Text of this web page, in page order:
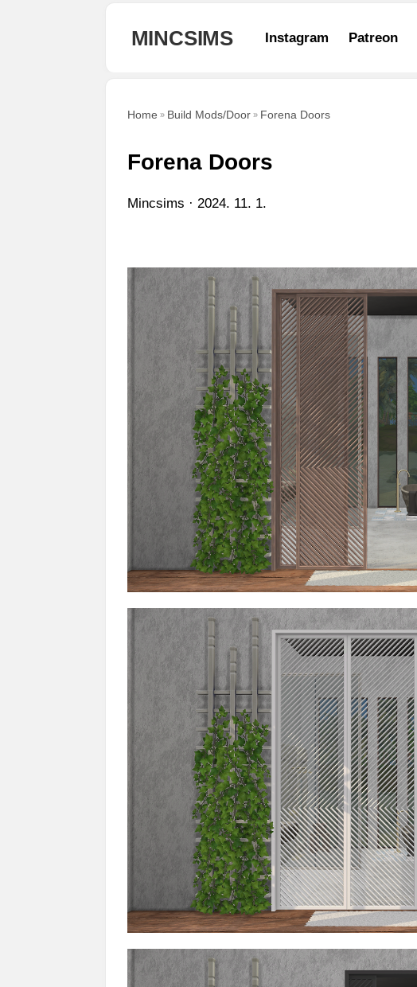
MINCSIMS Instagram Patreon
Home Build Mods/Door Forena Doors
Forena Doors
Mincsims 2024. 11. 1.